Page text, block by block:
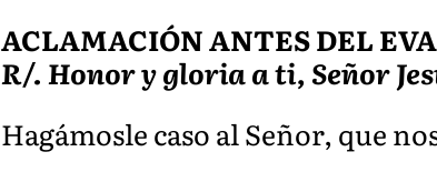
ACLAMACIÓN ANTES DEL
R/. Honor y gloria a ti, Señor
Hagámosle caso al Señor, que